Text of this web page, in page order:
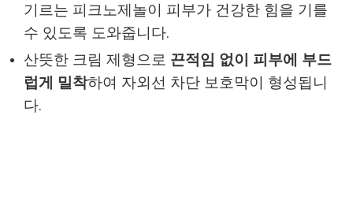
기르는 피크노제놀이 피부가 건강한 힘을 기를
수 있도록 도와줍니다.
산뜻한 크림 제형으로 끈적임 없이 피부에 부드
럽게 밀착하여 자외선 차단 보호막이 형성됩니
다.